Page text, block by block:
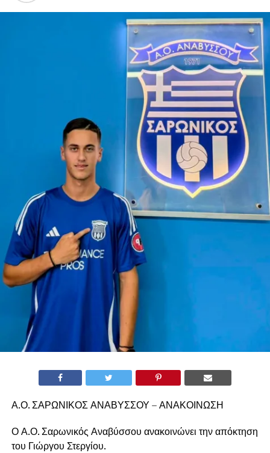
Α.Ο. ΣΑΡΩΝΙΚΟΣ ΑΝΑΒΥΣΣΟΥ – ΑΝΑΚΟΙΝΩΣΗ
Ο Α.Ο. Σαρωνικός Αναβύσσου ανακοινώνει την απόκτηση
του Γιώργου Στεργίου.